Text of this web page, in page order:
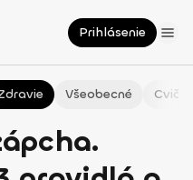
Prihlásenie
Všeobecné